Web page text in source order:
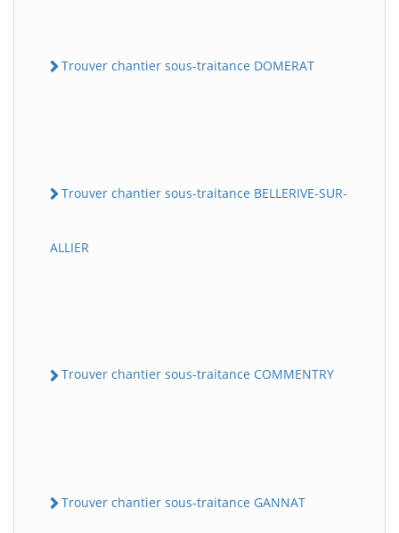
Trouver chantier sous-traitance DOMERAT
Trouver chantier sous-traitance BELLERIVE-SUR-
ALLIER
Trouver chantier sous-traitance COMMENTRY
Trouver chantier sous-traitance GANNAT